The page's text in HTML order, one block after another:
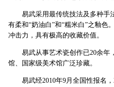
易武采用最传统技法及多种手法
有柔和“奶油白”和“糯米白”之釉
冲击力，具有极高的收藏价值。
易武从事艺术瓷创作已20余年，
馆、国家级美术馆广泛珍藏。
易武经2010年9月全国性报名，